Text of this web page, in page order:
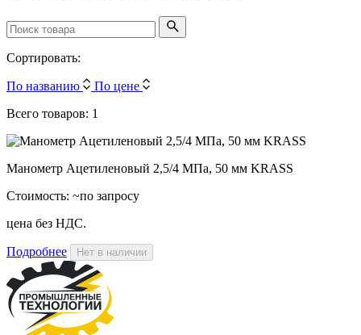
Сортировать:
По названию
По цене
Всего товаров: 1
Манометр Ацетиленовый 2,5/4 МПа, 50 мм KRASS
Стоимость: ~по запросу
цена без НДС.
Подробнее Нет в наличии